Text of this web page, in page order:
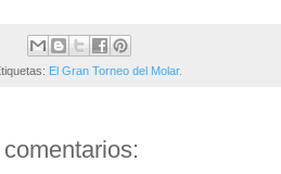
El Gran Torneo del Molar.